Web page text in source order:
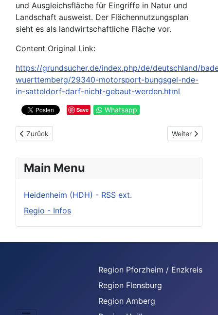
und Ausgleichsfläche für Eingriffe in Natur und
Landschaft ausweist. Der Flächennutzungsplan
sieht es als landwirtschaftliche Fläche vor.
Content Original Link:
https://grundsucher.de/index.php/de/deutschland/
wuerttemberg/29340-motorsport-bungsgel-nde-
in-satteldorf-darf-nicht-gebaut-werden.html
Save Whatsapp
Vorheriger Beitrag: Maharashtra eröffnet Repräsentanz in
Zurück Nächster
Weiter
Main Menu
Heidenheim (HDH) - RSS ext.
Regio - Infos
Region Pforzheim / Enzkreis
Region Flensburg
Region Amberg